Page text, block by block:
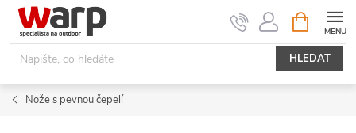
Přejít
obsah
HLEDAT
NÁKUPNÍ
KOŠÍK
Nože s pevnou čepelí